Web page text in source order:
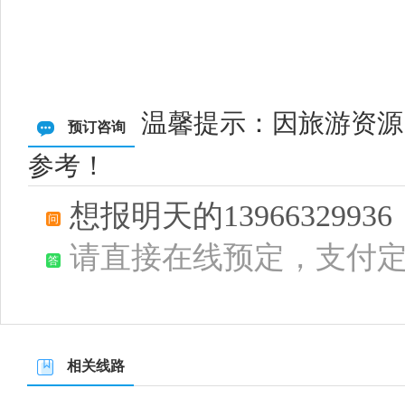
预订咨询
温馨提示：因旅游资
参考！
想报明天的
请直接在线预定，支付
相关线路